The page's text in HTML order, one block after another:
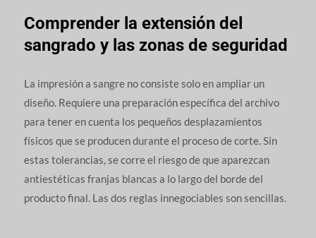
Comprender la extensión del
sangrado y las zonas de seguridad
La impresión a sangre no consiste solo en ampliar un
diseño. Requiere una preparación específica del archivo
para tener en cuenta los pequeños desplazamientos
físicos que se producen durante el proceso de corte. Sin
estas tolerancias, se corre el riesgo de que aparezcan
antiestéticas franjas blancas a lo largo del borde del
producto final. Las dos reglas innegociables son sencillas.